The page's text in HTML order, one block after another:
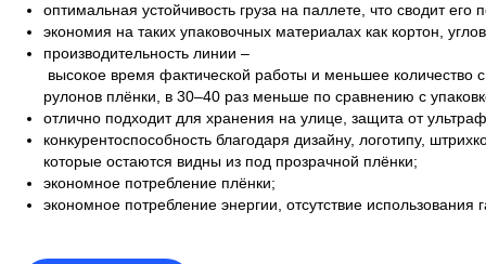
оптимальная устойчивость груза на паллете, что сводит
экономия на таких упаковочных материалах как кортон,
производительность линии –
высокое время фактической работы и меньшее количество
рулонов плёнки, в 30–40 раз меньше по сравнению с
отлично подходит для хранения на улице, защита от
конкурентоспособность благодаря дизайну, логотипу,
которые остаются видны из под прозрачной плёнки;
экономное потребление плёнки;
экономное потребление энергии, отсутствие использования